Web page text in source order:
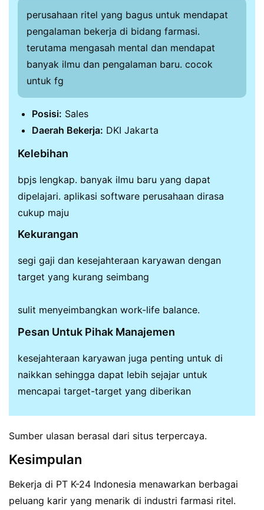
perusahaan ritel yang bagus untuk mendapat
pengalaman bekerja di bidang farmasi.
terutama mengasah mental dan mendapat
banyak ilmu dan pengalaman baru. cocok
untuk fg
Posisi: Sales
Daerah Bekerja: DKI Jakarta
Kelebihan
bpjs lengkap. banyak ilmu baru yang dapat
dipelajari. aplikasi software perusahaan dirasa
cukup maju
Kekurangan
segi gaji dan kesejahteraan karyawan dengan
target yang kurang seimbang
sulit menyeimbangkan work-life balance.
Pesan Untuk Pihak Manajemen
kesejahteraan karyawan juga penting untuk di
naikkan sehingga dapat lebih sejajar untuk
mencapai target-target yang diberikan
Sumber ulasan berasal dari situs terpercaya.
Kesimpulan
Bekerja di PT K-24 Indonesia menawarkan berbagai
peluang karir yang menarik di industri farmasi ritel.